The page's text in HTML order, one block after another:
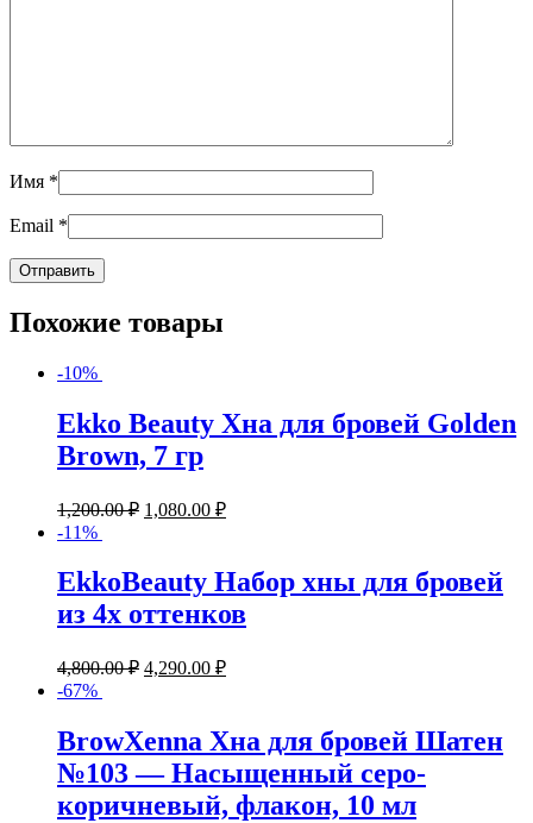
Имя *
Email *
Похожие товары
-10%
Ekko Beauty Хна для бровей Golden
Brown, 7 гр
1,200.00₽ 1,080.00 ₽
-11%
EkkoBeauty Набор хны для бровей
из 4х оттенков
4,800.00₽ 4,290.00 ₽
-67%
BrowXenna Хна для бровей Шатен
№103 — Насыщенный серо-
коричневый, флакон, 10 мл